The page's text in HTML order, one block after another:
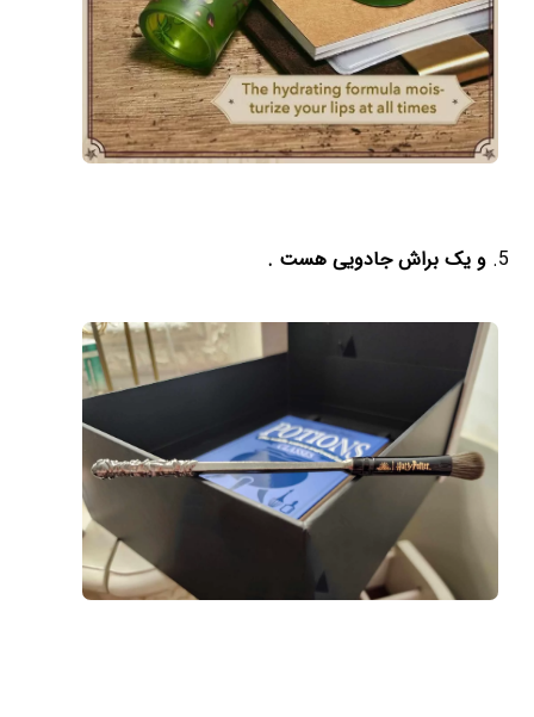
و یک براش جادویی هست .